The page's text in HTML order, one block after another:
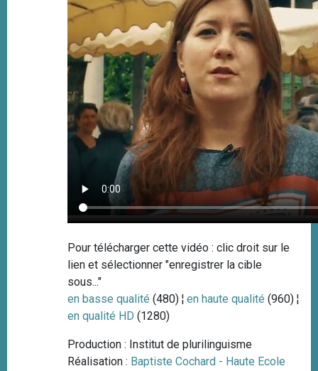
Pour télécharger cette vidéo : clic droit sur le
lien et sélectionner "enregistrer la cible
sous..."
en basse qualité (480) ¦en haute qualité (960) ¦
en qualité HD (1280)
Production : Institut de plurilinguisme
Réalisation : Baptiste Cochard - Haute Ecole